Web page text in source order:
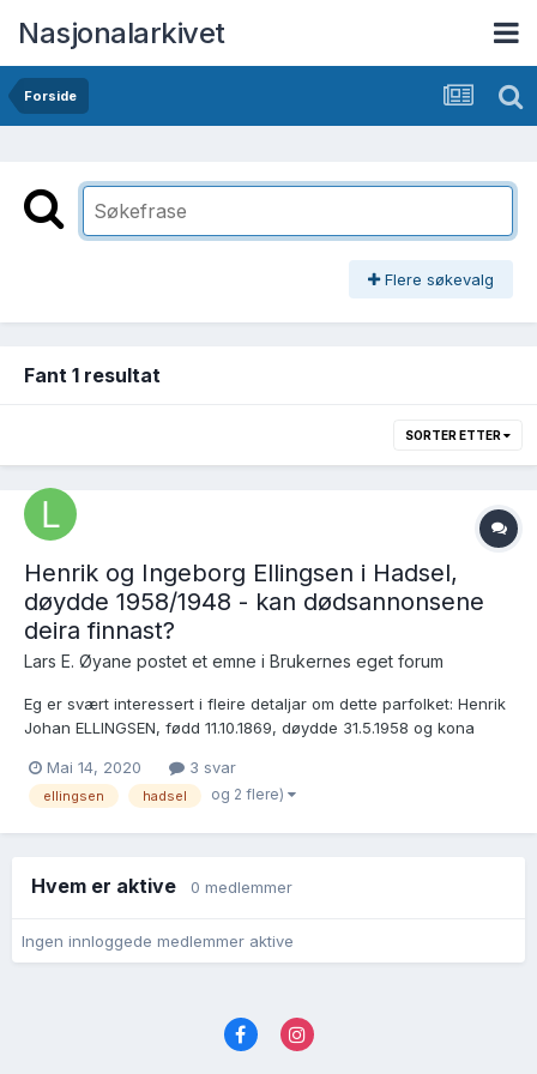
Nasjonalarkivet
Forside
Flere søkevalg
Fant 1 resultat
SORTER ETTER
Henrik og Ingeborg Ellingsen i Hadsel,
døydde 1958/1948 - kan dødsannonsene
deira finnast?
Lars E. Øyane postet et emne i Brukernes eget forum
Eg er svært interessert i fleire detaljar om dette parfolket: Henrik
Johan ELLINGSEN, fødd 11.10.1869, døydde 31.5.1958 og kona
4.6.1948 Dei vart gravlagd «på familiegravstaden Grønning i H...
Mai 14, 2020 3 svar
ellingsen hadsel og 2 flere)
Hvem er aktive 0 medlemmer
Ingen innloggede medlemmer aktive